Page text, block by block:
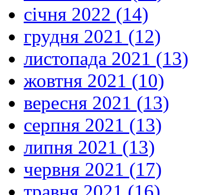
січня 2022 (14)
грудня 2021 (12)
листопада 2021 (13)
жовтня 2021 (10)
вересня 2021 (13)
серпня 2021 (13)
липня 2021 (13)
червня 2021 (17)